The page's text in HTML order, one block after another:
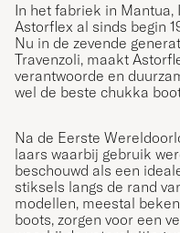
In het fabriek in
Astorflex al sinds begin
Nu in de zevende
Travenzoli, maakt
verantwoorde en
wel de beste chukka
Na de Eerste
laars waarbij gebruik
beschouwd als een
stiksels langs de rand
modellen, meestal
boots, zorgen voor een